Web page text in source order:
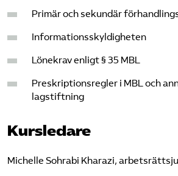
Primär och sekundär
Informationsskyldigheten
Lönekrav enligt § 35 MBL
Preskriptionsregler i MBL och
lagstiftning
Kursledare
Michelle Sohrabi Kharazi,